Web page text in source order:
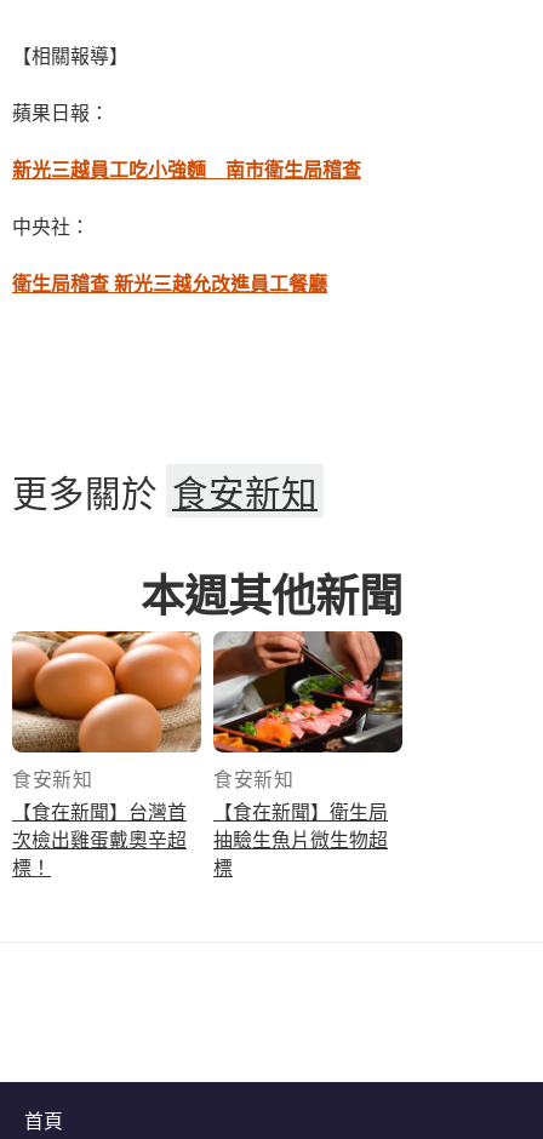
【相關報導】
蘋果日報：
新光三越員工吃小強麵 南市衛生局稽查
中央社：
衛生局稽查 新光三越允改進員工餐廳
更多關於 食安新知
本週其他新聞
食安新知
【食在新聞】台灣首
次檢出雞蛋戴奧辛超
標！
食安新知
【食在新聞】衛生局
抽驗生魚片微生物超
標
首頁